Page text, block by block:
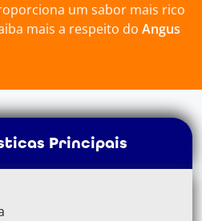
um sabor mais rico
mais a respeito do Angus
Principais